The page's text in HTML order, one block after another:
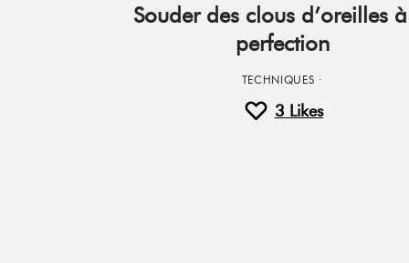
Souder des clous d’oreilles
perfection
TECHNIQUES ·
3 Likes